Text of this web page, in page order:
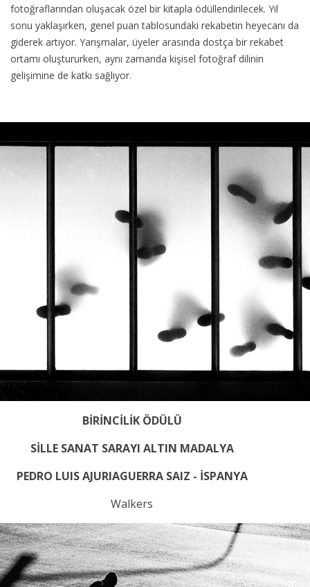
fotoğraflarından oluşacak özel bir kitapla ödüllendirilecek. Yıl
sonu yaklaşırken, genel puan tablosundaki rekabetin heyecanı da
giderek artıyor. Yarışmalar, üyeler arasında dostça bir rekabet
ortamı oluştururken, aynı zamanda kişisel fotoğraf dilinin
gelişimine de katkı sağlıyor.
BİRİNCİLİK ÖDÜLÜ
SİLLE SANAT SARAYI ALTIN MADALYA
PEDRO LUIS AJURIAGUERRA SAIZ - İSPANYA
Walkers